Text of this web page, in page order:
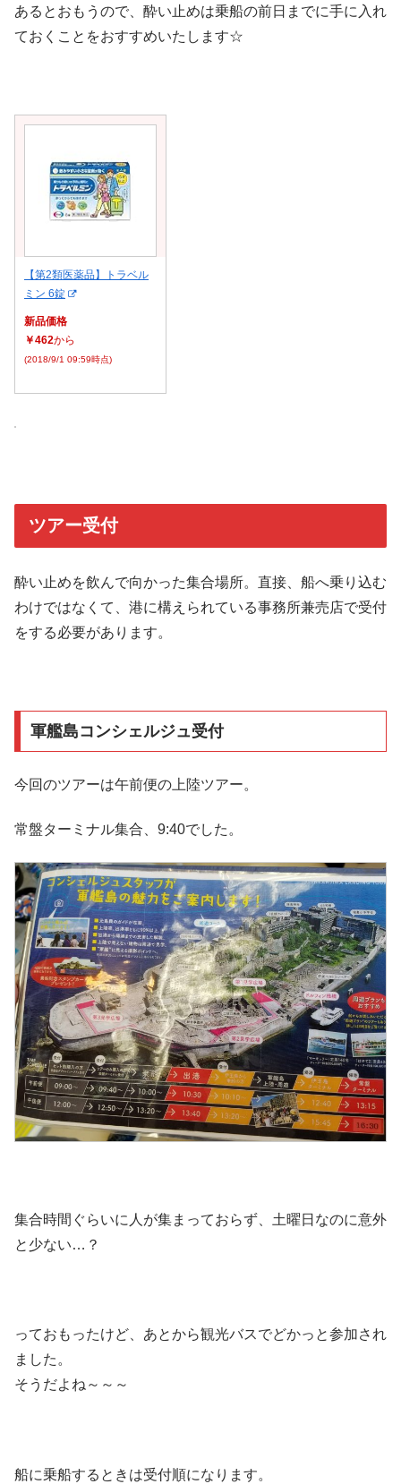
あるとおもうので、酔い止めは乗船の前日までに手に入れ
ておくことをおすすめいたします☆
【第2類医薬品】トラベル
ミン 6錠
新品価格
￥462から
(2018/9/1 09:59時点)
ツアー受付
酔い止めを飲んで向かった集合場所。直接、船へ乗り込む
わけではなくて、港に構えられている事務所兼売店で受付
をする必要があります。
軍艦島コンシェルジュ受付
今回のツアーは午前便の上陸ツアー。
常盤ターミナル集合、9:40でした。
集合時間ぐらいに人が集まっておらず、土曜日なのに意外
と少ない…？
っておもったけど、あとから観光バスでどかっと参加され
ました。
そうだよね～～～
船に乗船するときは受付順になります。